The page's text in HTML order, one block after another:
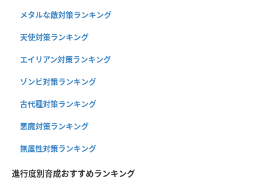
メタルな敵対策ランキング
天使対策ランキング
エイリアン対策ランキング
ゾンビ対策ランキング
古代種対策ランキング
悪魔対策ランキング
無属性対策ランキング
進行度別育成おすすめランキング